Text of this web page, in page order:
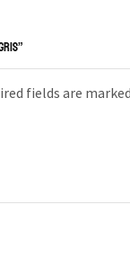
fields are marked